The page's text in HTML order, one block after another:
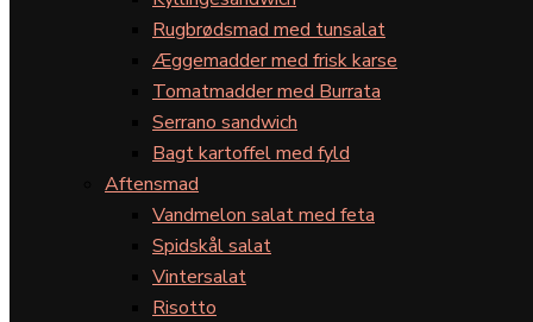
Rugbrødsmad med tunsalat
Æggemadder med frisk karse
Tomatmadder med Burrata
Serrano sandwich
Bagt kartoffel med fyld
Aftensmad
Vandmelon salat med feta
Spidskål salat
Vintersalat
Risotto